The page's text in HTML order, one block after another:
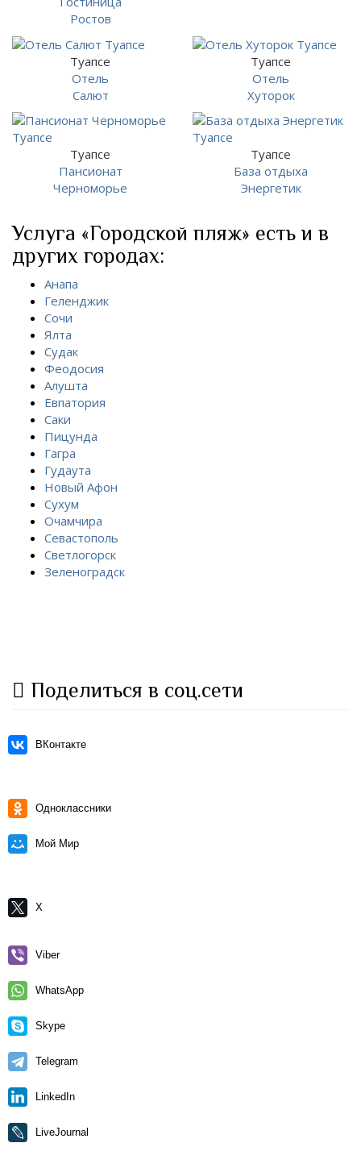
Ростов
Туапсе
Отель
Салют
Туапсе
Отель
Хуторок
Туапсе
Пансионат
Черноморье
Туапсе
База отдыха
Энергетик
Услуга «Городской пляж» есть и в
других городах:
Анапа
Геленджик
Сочи
Ялта
Судак
Феодосия
Алушта
Евпатория
Саки
Пицунда
Гагра
Гудаута
Новый Афон
Сухум
Очамчира
Севастополь
Светлогорск
Зеленоградск
Поделиться в соц.сети
ВКонтакте
Одноклассники
Мой Мир
X
Viber
WhatsApp
Skype
Telegram
LinkedIn
LiveJournal